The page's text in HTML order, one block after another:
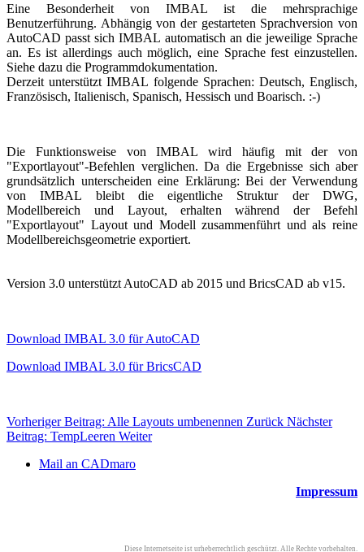
Eine Besonderheit von IMBAL ist die mehrsprachige
Benutzerführung. Abhängig von der gestarteten Sprachversion von
AutoCAD passt sich IMBAL automatisch an die jeweilige Sprache
an. Es ist allerdings auch möglich, eine Sprache fest einzustellen.
Siehe dazu die Programmdokumentation.
Derzeit unterstützt IMBAL folgende Sprachen: Deutsch, Englisch,
Französisch, Italienisch, Spanisch, Hessisch und Boarisch. :-)
Die Funktionsweise von IMBAL wird häufig mit der von
"Exportlayout"-Befehlen verglichen. Da die Ergebnisse sich aber
grundsätzlich unterscheiden eine Erklärung: Bei der Verwendung
von IMBAL bleibt die eigentliche Struktur der DWG,
Modellbereich und Layout, erhalten während der Befehl
"Exportlayout" Layout und Modell zusammenführt und als reine
Modellbereichsgeometrie exportiert.
Version 3.0 unterstützt AutoCAD ab 2015 und BricsCAD ab v15.
Download IMBAL 3.0 für AutoCAD
Download IMBAL 3.0 für BricsCAD
Vorheriger Beitrag: Alle Layouts umbenennen Zurück Nächster
Beitrag: TempLeeren Weiter
Mail an CADmaro
Impressum
Diese Internetseite ist urheberrechtlich geschützt. Alle Rechte vorbehalten.